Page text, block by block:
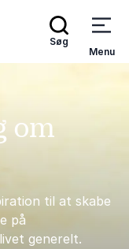
Søg
Menu
om
til at skabe
på
generelt.